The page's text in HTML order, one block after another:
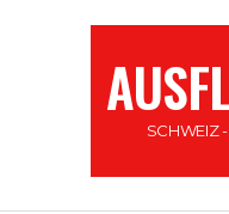
SCHWEIZ